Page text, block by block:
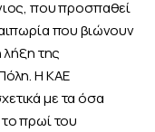
που προσπαθεί
που βιώνουν
λήξη της
Η ΚΑΕ
με τα όσα
πρωί του